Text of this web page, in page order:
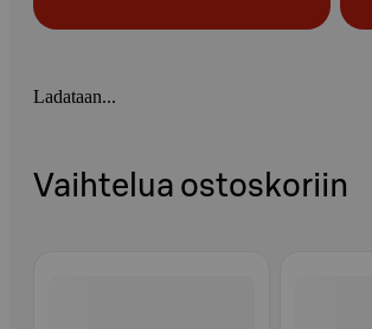
Ladataan...
Vaihtelua ostoskoriin